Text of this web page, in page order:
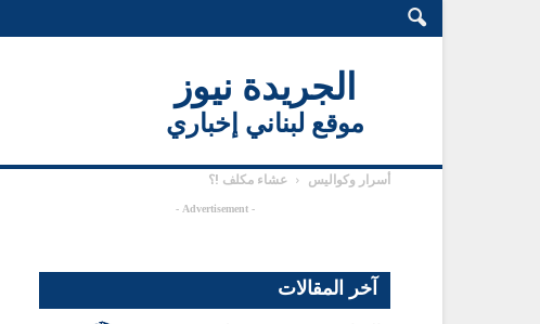
الجريدة نيوز
موقع لبناني إخباري
أسرار وكواليس عشاء مكلف !؟
- Advertisement -
آخر المقالات